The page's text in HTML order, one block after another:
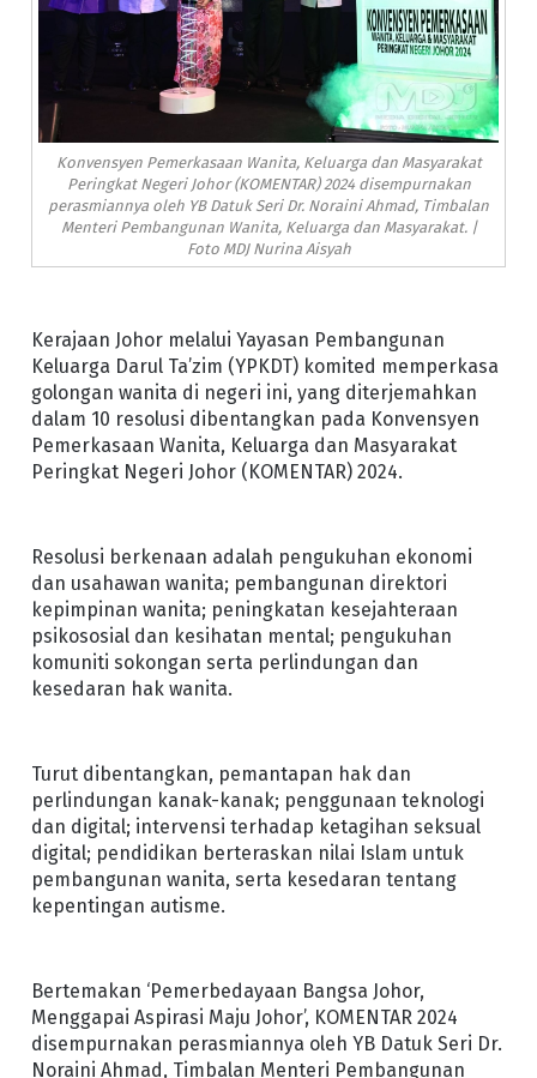
Konvensyen Pemerkasaan Wanita, Keluarga dan Masyarakat
Peringkat Negeri Johor (KOMENTAR) 2024 disempurnakan
perasmiannya oleh YB Datuk Seri Dr. Noraini Ahmad, Timbalan
Menteri Pembangunan Wanita, Keluarga dan Masyarakat. |
Foto MDJ Nurina Aisyah
Kerajaan Johor melalui Yayasan Pembangunan
Keluarga Darul Ta’zim (YPKDT) komited memperkasa
golongan wanita di negeri ini, yang diterjemahkan
dalam 10 resolusi dibentangkan pada Konvensyen
Pemerkasaan Wanita, Keluarga dan Masyarakat
Peringkat Negeri Johor (KOMENTAR) 2024.
Resolusi berkenaan adalah pengukuhan ekonomi
dan usahawan wanita; pembangunan direktori
kepimpinan wanita; peningkatan kesejahteraan
psikososial dan kesihatan mental; pengukuhan
komuniti sokongan serta perlindungan dan
kesedaran hak wanita.
Turut dibentangkan, pemantapan hak dan
perlindungan kanak-kanak; penggunaan teknologi
dan digital; intervensi terhadap ketagihan seksual
digital; pendidikan berteraskan nilai Islam untuk
pembangunan wanita, serta kesedaran tentang
kepentingan autisme.
Bertemakan ‘Pemerbedayaan Bangsa Johor,
Menggapai Aspirasi Maju Johor’, KOMENTAR 2024
disempurnakan perasmiannya oleh YB Datuk Seri Dr.
Noraini Ahmad, Timbalan Menteri Pembangunan